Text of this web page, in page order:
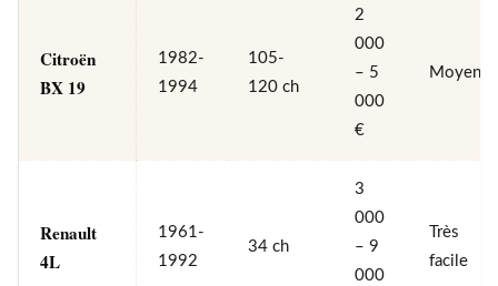
Citroën
BX 19
1982-
1994
105-
120 ch
2
000
– 5
000
€
Moyen
Renault
4L
1961-
1992
34 ch
3
000
– 9
000
Très
facile